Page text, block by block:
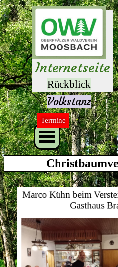
Direkt zum Seiteninhalt
Herzlich
willkommen
auf unseren
Internetseite
n
Termine
Volkstanz
Rückblick
Menü überspringen
Marco Kühn beim
Gasthaus